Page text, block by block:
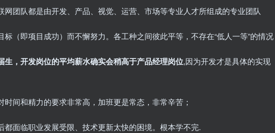
网团队都是由开发、产品、视觉、运营、市场等专业人才所组成的专业团队
（即项目成功）而不懈努力。各工种之间彼此平等，不存在“低人一等”的情况
生，开发岗位的平均薪水确实会稍高于产品经理岗位,因为开发才是具体的实现
间和精力的要求非常高，加班更是常态，非常辛苦；
都面临职业发展受限、技术更新太快的困境。根本学不完.